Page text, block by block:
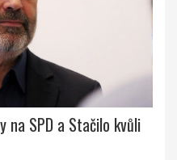
na SPD a Stačilo kvůli